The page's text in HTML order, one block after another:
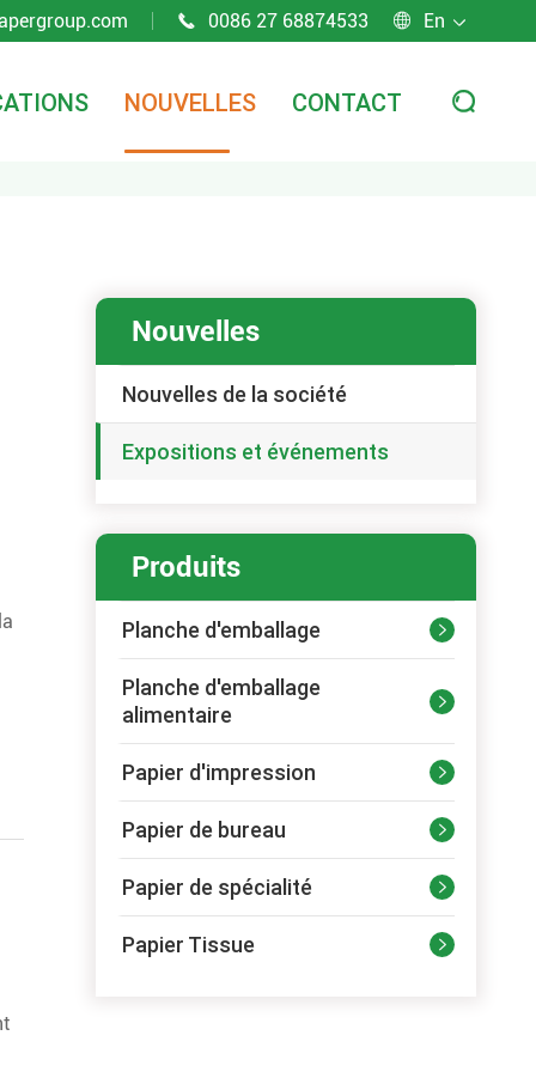
 0086 27 68874533  En 
NOUVELLES CONTACT 
Nouvelles
Nouvelles de la société
Expositions et événements
Produits
Planche d'emballage 
Planche d'emballage
alimentaire

Papier d'impression 
Papier de bureau 
Papier de spécialité 
Papier Tissue 